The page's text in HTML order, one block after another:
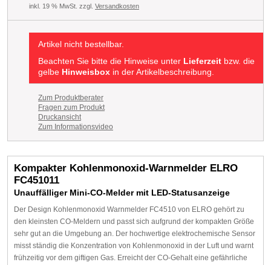
inkl. 19 % MwSt. zzgl. Versandkosten
Artikel nicht bestellbar.
Beachten Sie bitte die Hinweise unter Lieferzeit bzw. die
gelbe Hinweisbox in der Artikelbeschreibung.
Zum Produktberater
Fragen zum Produkt
Druckansicht
Zum Informationsvideo
Kompakter Kohlenmonoxid-Warnmelder ELRO
FC451011
Unauffälliger Mini-CO-Melder mit LED-Statusanzeige
Der Design Kohlenmonoxid Warnmelder FC4510 von ELRO gehört zu
den kleinsten CO-Meldern und passt sich aufgrund der kompakten Größe
sehr gut an die Umgebung an. Der hochwertige elektrochemische Sensor
misst ständig die Konzentration von Kohlenmonoxid in der Luft und warnt
frühzeitig vor dem giftigen Gas. Erreicht der CO-Gehalt eine gefährliche